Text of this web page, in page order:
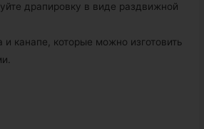
драпировку в виде раздвижной
канапе, которые можно изготовить